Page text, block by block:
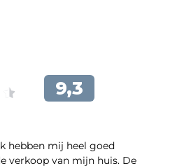
hebben mij heel goed
verkoop van mijn huis. De